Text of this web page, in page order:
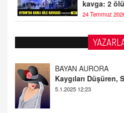
kavga: 2
24 Temmuz
DOKTOR CİVANIM
Mastürbasyon ve
13.11.2024 22:51